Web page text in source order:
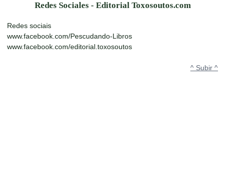
Redes Sociales - Editorial Toxosoutos.com
Redes sociais
www.facebook.com/Pescudando-Libros
www.facebook.com/editorial.toxosoutos
^ Subir ^